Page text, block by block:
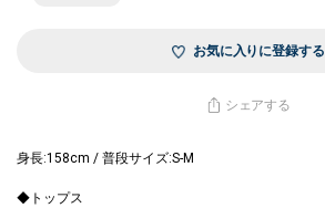
お気に入りに登録する
シェアする
身長:158cm / 普段サイズ:S-M
◆トップス